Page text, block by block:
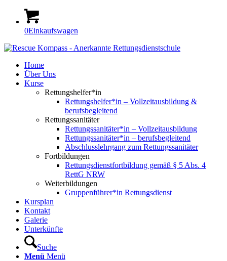
0Einkaufswagen
Home
Über Uns
Kurse
Rettungshelfer*in
Rettungshelfer*in – Vollzeitausbildung &
berufsbegleitend
Rettungssanitäter
Rettungssanitäter*in – Vollzeitausbildung
Rettungssanitäter*in – berufsbegleitend
Abschlusslehrgang zum Rettungssanitäter
Fortbildungen
Rettungsdienstfortbildung gemäß § 5 Abs. 4
RettG NRW
Weiterbildungen
Gruppenführer*in Rettungsdienst
Kursplan
Kontakt
Galerie
Unterkünfte
Suche
Menü Menü